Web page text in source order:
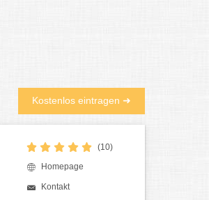
Kostenlos eintragen ➜
(10)
Homepage
Kontakt